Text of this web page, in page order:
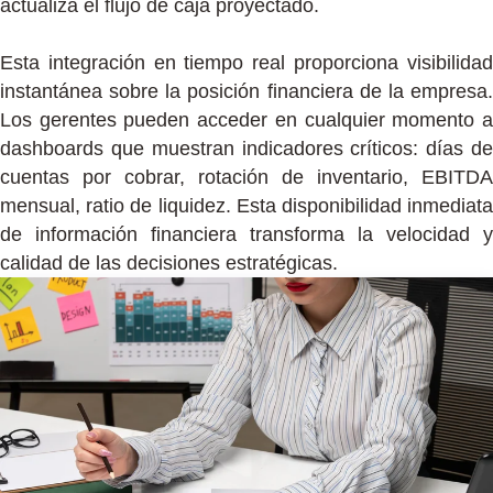
actualiza el flujo de caja proyectado.
Esta integración en tiempo real proporciona visibilidad
instantánea sobre la posición financiera de la empresa.
Los gerentes pueden acceder en cualquier momento a
dashboards que muestran indicadores críticos: días de
cuentas por cobrar, rotación de inventario, EBITDA
mensual, ratio de liquidez. Esta disponibilidad inmediata
de información financiera transforma la velocidad y
calidad de las decisiones estratégicas.